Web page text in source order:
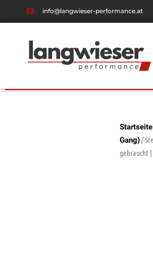
info@langwieser-performance.at
Startseite
Gang)/
gebraucht